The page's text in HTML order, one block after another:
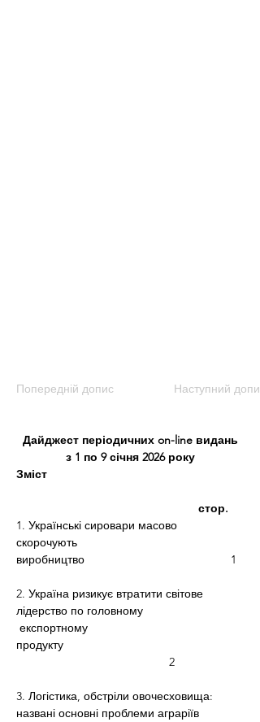
Попередній допис Наступний допис
Дайджест періодичних on-line видань
з 1 по 9 січня 2026 року
Зміст
стор.
1. Українські сировари масово
скорочують
виробництво                                             1
2. Україна ризикує втратити світове
лідерство по головному
експортному
продукту
2
3. Логістика, обстріли овочесховища:
названі основні проблеми аграріїв